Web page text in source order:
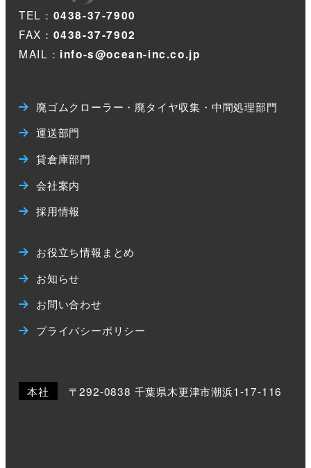
TEL： 0438-37-7900
FAX： 0438-37-7902
MAIL： info-s@ocean-inc.co.jp
廃ゴムクローラー・廃タイヤ収集・中間処理部門
運送部門
貸倉庫部門
会社案内
採用情報
お役立ち情報まとめ
お知らせ
お問い合わせ
プライバシーポリシー
本社 〒292-0838 千葉県木更津市潮浜1-17-116